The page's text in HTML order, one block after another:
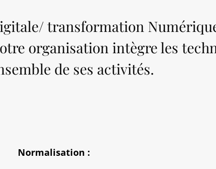
transformation
organisation intègre les
de ses activités.
Normalisation :